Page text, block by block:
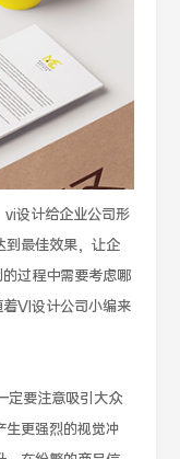
设计给企业公司形
到最佳效果，让企
过程中需要考虑哪
VI设计公司小编来
要注意吸引大众
生更强烈的视觉冲